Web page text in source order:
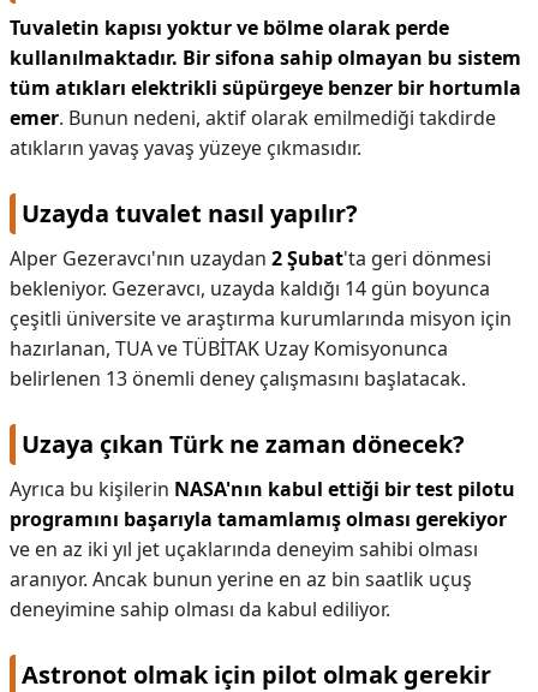
Tuvaletin kapısı yoktur ve bölme olarak perde
kullanılmaktadır. Bir sifona sahip olmayan bu sistem
tüm atıkları elektrikli süpürgeye benzer bir hortumla
emer. Bunun nedeni, aktif olarak emilmediği takdirde
atıkların yavaş yavaş yüzeye çıkmasıdır.
Uzayda tuvalet nasıl yapılır?
Alper Gezeravcı'nın uzaydan 2 Şubat'ta geri dönmesi
bekleniyor. Gezeravcı, uzayda kaldığı 14 gün boyunca
çeşitli üniversite ve araştırma kurumlarında misyon için
hazırlanan, TUA ve TÜBİTAK Uzay Komisyonunca
belirlenen 13 önemli deney çalışmasını başlatacak.
Uzaya çıkan Türk ne zaman dönecek?
Ayrıca bu kişilerin NASA'nın kabul ettiği bir test pilotu
programını başarıyla tamamlamış olması gerekiyor
ve en az iki yıl jet uçaklarında deneyim sahibi olması
aranıyor. Ancak bunun yerine en az bin saatlik uçuş
deneyimine sahip olması da kabul ediliyor.
Astronot olmak için pilot olmak gerekir